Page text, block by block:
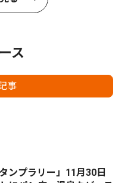
ス
事
ンプラリー」11月30日